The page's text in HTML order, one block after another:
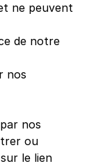
ne peuvent
de notre
nos
nos
ou
le lien